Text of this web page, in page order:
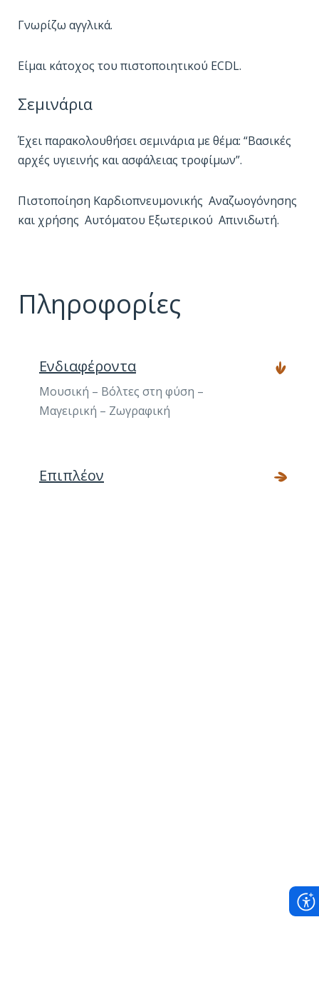
Γνωρίζω αγγλικά.
Είμαι κάτοχος του πιστοποιητικού ECDL.
Σεμινάρια
Έχει παρακολουθήσει σεμινάρια με θέμα: “Βασικές
αρχές υγιεινής και ασφάλειας τροφίμων”.
Πιστοποίηση Καρδιοπνευμονικής Αναζωογόνησης
και χρήσης Αυτόματου Εξωτερικού Απινιδωτή.
Πληροφορίες
Ενδιαφέροντα
Μουσική – Βόλτες στη φύση –
Μαγειρική – Ζωγραφική
Επιπλέον